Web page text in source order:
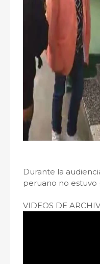
(Foto
Durante la
peruano no estuvo
VIDEOS DE